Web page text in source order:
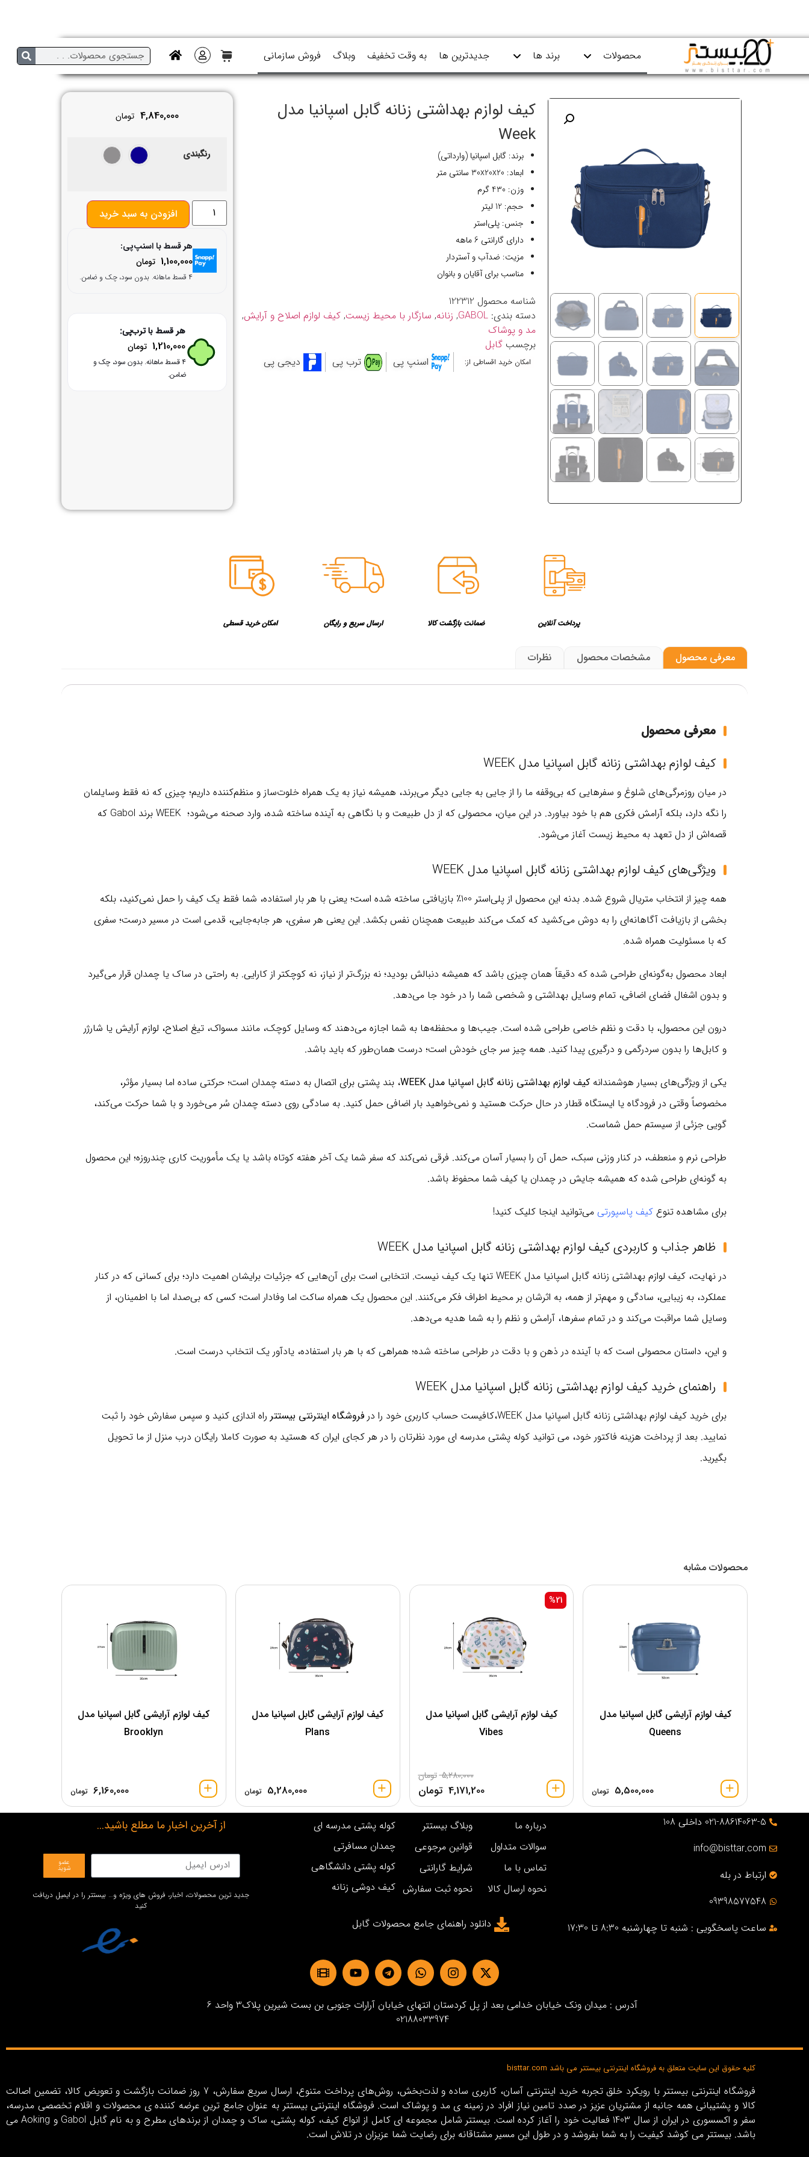
محصولات برند ها جدیدترین ها به وقت تخفیف وبلاگ فروش سازمانی
کیف لوازم بهداشتی زنانه گابل اسپانیا مدل
Week
برند: گابل اسپانیا (وارداتی)
ابعاد: 30x20x20 سانتی متر
وزن: 430 گرم
حجم: 12 لیتر
جنس: پلی‌استر
دارای گارانتی 6 ماهه
مزیت: ضدآب و آستردار
مناسب برای آقایان و بانوان
شناسه محصول 122312
دسته بندی: GABOL
, زنانه, سازگار با محیط زیست, کیف لوازم اصلاح و آرایش,
مد و پوشاک
برچسب گابل
امکان خرید اقساطی از: اسنپ پی ترب پی دیجی پی
4,840,000 تومان
رنگبندی
افزودن به سبد خرید
هر قسط با اسنپ‌پی:
1,100,000 تومان
۴ قسط ماهانه. بدون سود، چک و ضامن.
هر قسط با ترب‌پی:
1,210,000 تومان
۴ قسط ماهانه. بدون سود، چک و
ضامن.
پرداخت آنلاین ضمانت بازگشت کالا ارسال سریع و رایگان امکان خرید قسطی
معرفی محصول مشخصات محصول نظرات
معرفی محصول
کیف لوازم بهداشتی زنانه گابل اسپانیا مدل WEEK
در میان روزمرگی‌های شلوغ و سفرهایی که بی‌وقفه ما را از جایی به جایی دیگر می‌برند، همیشه نیاز به یک همراه خلوت‌ساز و منظم‌کننده داریم؛ چیزی که نه فقط وسایلمان
را نگه دارد، بلکه آرامش فکری هم با خود بیاورد. در این میان، محصولی که از دل طبیعت و با نگاهی به آینده ساخته شده، وارد صحنه می‌شود؛ WEEK برند Gabol که
قصه‌اش از دل تعهد به محیط‌ زیست آغاز می‌شود.
ویژگی‌های کیف لوازم بهداشتی زنانه گابل اسپانیا مدل WEEK
همه چیز از انتخاب متریال شروع شده. بدنه این محصول از پلی‌استر 100٪ بازیافتی ساخته شده است؛ یعنی با هر بار استفاده، شما فقط یک کیف را حمل نمی‌کنید، بلکه
بخشی از بازیافت آگاهانه‌ای را به دوش می‌کشید که کمک می‌کند طبیعت همچنان نفس بکشد. این یعنی هر سفری، هر جابه‌جایی، قدمی است در مسیر درست؛ سفری
که با مسئولیت همراه شده.
ابعاد محصول به‌گونه‌ای طراحی شده که دقیقاً همان چیزی باشد که همیشه دنبالش بودید؛ نه بزرگ‌تر از نیاز، نه کوچکتر از کارایی. به راحتی در ساک یا چمدان قرار می‌گیرد
و بدون اشغال فضای اضافی، تمام وسایل بهداشتی و شخصی شما را در خود جا می‌دهد.
درون این محصول، با دقت و نظم خاصی طراحی شده است. جیب‌ها و محفظه‌ها به شما اجازه می‌دهند که وسایل کوچک، مانند مسواک، تیغ اصلاح، لوازم آرایش یا شارژر
و کابل‌ها را بدون سردرگمی و درگیری پیدا کنید. همه چیز سر جای خودش است؛ درست همان‌طور که باید باشد.
یکی از ویژگی‌های بسیار هوشمندانه کیف لوازم بهداشتی زنانه گابل اسپانیا مدل WEEK
، بند پشتی برای اتصال به دسته چمدان است؛ حرکتی ساده اما بسیار مؤثر،
مخصوصاً وقتی در فرودگاه یا ایستگاه قطار در حال حرکت هستید و نمی‌خواهید بار اضافی حمل کنید. به سادگی روی دسته چمدان سُر می‌خورد و با شما حرکت می‌کند،
گویی جزئی از سیستم حمل شماست.
طراحی نرم و منعطف، در کنار وزنی سبک، حمل آن را بسیار آسان می‌کند. فرقی نمی‌کند که سفر شما یک آخر هفته کوتاه باشد یا یک مأموریت کاری چندروزه؛ این محصول
به گونه‌ای طراحی شده که همیشه جایش در چمدان یا کیف شما محفوظ باشد.
برای مشاهده تنوع کیف پاسپورتی می‌توانید اینجا کلیک کنید!
ظاهر جذاب و کاربردی کیف لوازم بهداشتی زنانه گابل اسپانیا مدل WEEK
در نهایت، کیف لوازم بهداشتی زنانه گابل اسپانیا مدل WEEK تنها یک کیف نیست. انتخابی است برای آن‌هایی که جزئیات برایشان اهمیت دارد؛ برای کسانی که در کنار
عملکرد، به زیبایی، سادگی و مهم‌تر از همه، به اثرشان بر محیط اطراف فکر می‌کنند. این محصول یک همراه ساکت اما وفادار است؛ کسی که بی‌صدا، اما با اطمینان، از
وسایل شما مراقبت می‌کند و در تمام سفرها، آرامش و نظم را به شما هدیه می‌دهد.
و این، داستان محصولی است که با آینده در ذهن و با دقت در طراحی ساخته شده؛ همراهی که با هر بار استفاده، یادآور یک انتخاب درست است.
راهنمای خرید کیف لوازم بهداشتی زنانه گابل اسپانیا مدل WEEK
برای خرید کیف لوازم بهداشتی زنانه گابل اسپانیا مدل WEEK،کافیست حساب کاربری خود را در فروشگاه اینترنتی بیستتر راه اندازی کنید و سپس سفارش خود را ثبت
نمایید. بعد از پرداخت هزینه فاکتور خود، می توانید کوله پشتی مدرسه ای مورد نظرتان را در هر کجای ایران که هستید به صورت کاملا رایگان درب منزل از ما تحویل
بگیرید.
محصولات مشابه
کیف لوازم آرایشی گابل اسپانیا مدل
Queens
5,500,000 تومان
کیف لوازم آرایشی گابل اسپانیا مدل
Vibes
%21
5,280,000 تومان
4,171,200 تومان
کیف لوازم آرایشی گابل اسپانیا مدل
Plans
5,280,000 تومان
کیف لوازم آرایشی گابل اسپانیا مدل
Brooklyn
6,160,000 تومان
021-88614063-5 داخلی 108
info@bisttar.com
ارتباط در بله
09398577548
ساعت پاسخگویی : شنبه تا چهارشنبه 8:30 تا 17:30
درباره ما
سوالات متداول
تماس با ما
نحوه ارسال کالا
وبلاگ بیستتر
قوانین مرجوعی
شرایط گارانتی
نحوه ثبت سفارش
کوله پشتی مدرسه ای
چمدان مسافرتی
کوله پشتی دانشگاهی
کیف دوشی زنانه
دانلود راهنمای جامع محصولات گابل
از آخرین اخبار ما مطلع باشید...
عضو
شوید
جدید ترین محصولات، اخبار، فروش های ویژه و… بیستتر را در ایمیل دریافت
کنید
آدرس : میدان ونک خیابان خدامی بعد از پل کردستان انتهای خیابان آرارات جنوبی بن بست شیرین پلاک3 واحد 6
02188033974
کلیه حقوق این سایت متعلق به فروشگاه اینترنتی بیستتر می باشد bisttar.com
فروشگاه اینترنتی بیستتر با رویکرد خلق تجربه خرید اینترنتی آسان، کاربری ساده و لذت‌بخش، روش‌های پرداخت متنوع، ارسال سریع سفارش، 7 روز ضمانت بازگشت و تعویض کالا، تضمین اصالت
کالا و پشتیبانی همه جانبه از مشتریان عزیز در صدد تامین نیاز افراد در زمینه‌ ی مد و پوشاک است. فروشگاه اینترنتی بیستتر به عنوان جامع ترین عرضه کننده ی محصولات و اقلام تخصصی مدرسه،
سفر و اکسسوری در ایران از سال 1403 فعالیت خود را آغاز کرده است. بیستتر شامل مجموعه ای کامل از انواع کیف، کوله پشتی، ساک و چمدان از برندهای مطرح و به نام گابل Gabol و Aoking می
باشد. بیستتر می کوشد کیفیت را به شما بفروشد و در طول این مسیر مشتاقانه برای رضایت شما عزیزان در تلاش است.